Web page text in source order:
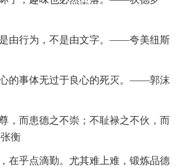
由行为，不是由文字。——夸美纽斯
的事体无过于良心的死灭。——郭沫
，而患德之不崇；不耻禄之不伙，而
衡
在乎点滴勤。尤其难上难，锻炼品德